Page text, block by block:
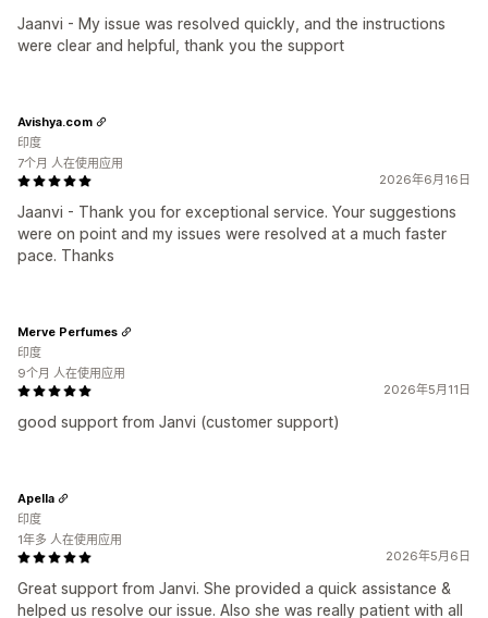
Jaanvi - My issue was resolved quickly, and the instructions
were clear and helpful, thank you the support
2026年6月16日
Jaanvi - Thank you for exceptional service. Your suggestions
were on point and my issues were resolved at a much faster
pace. Thanks
Avishya.com
印度
7个月 人在使用应用
2026年5月11日
good support from Janvi (customer support)
Merve Perfumes
印度
9个月 人在使用应用
2026年5月6日
Great support from Janvi. She provided a quick assistance &
helped us resolve our issue. Also she was really patient with all
Apella
印度
1年多 人在使用应用